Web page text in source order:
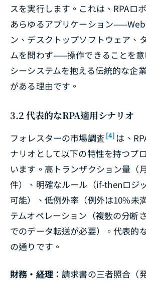
スを実行します。これは、RPAロ
あらゆるアプリケーション
ン、デスクトップソフトウェア、
ムを問わず——操作できることを
シーシステムを抱える伝統的な企
がある理由です。
3.2 代表的なRPA適用シナリオ
フォレスターの市場調査 [4] は、
ナリオとして以下の特性を持つプ
います。高トランザクション量（
件）、明確なルール（if-thenロジ
可能）、低例外率（例外は10%未
テムオペレーション（複数の分断
でのデータ転送が必要）。代表的
の通りです。
財務・経理：請求書の三者照合（